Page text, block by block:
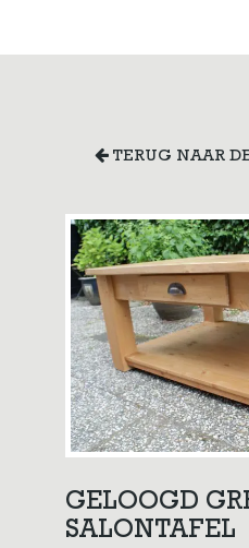
TERUG NAAR
GELOOGD
SALONTAFEL